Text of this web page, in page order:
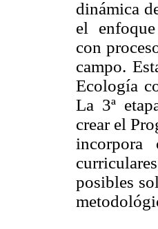
dinámica
el
con
campo.
Ecología
La 3ª
crear el
posibles